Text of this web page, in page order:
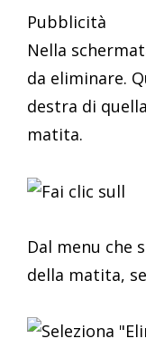
Pubblicità
Nella
da eliminare.
destra di
matita.
Dal menu che
della matita,